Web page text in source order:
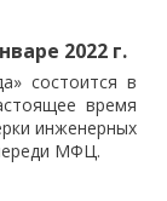
2022 г.
состоится в
время
инженерных
МФЦ.